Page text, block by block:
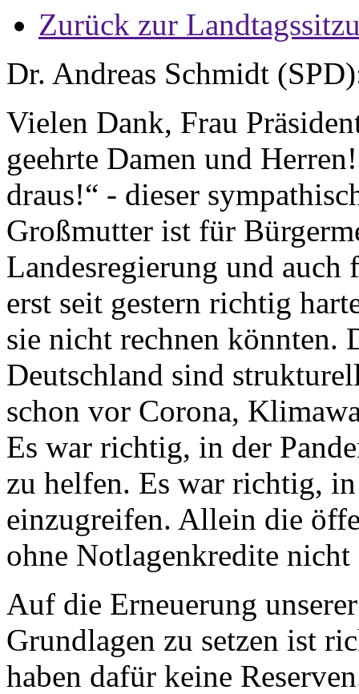
Zurück zur
Dr. Andreas Schmidt
Vielen Dank, Frau
geehrte Damen und
draus!“ - dieser
Großmutter ist für
Landesregierung und
erst seit gestern richtig
sie nicht rechnen könnten.
Deutschland sind
schon vor Corona,
Es war richtig, in der
zu helfen. Es war richtig,
einzugreifen. Allein die
ohne Notlagenkredite nicht
Auf die Erneuerung
Grundlagen zu setzen ist
haben dafür keine